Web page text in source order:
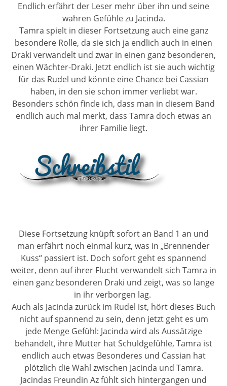
Endlich erfährt der Leser mehr über ihn und seine
wahren Gefühle zu Jacinda.
Tamra spielt in dieser Fortsetzung auch eine ganz
besondere Rolle, da sie sich ja endlich auch in einen
Draki verwandelt und zwar in einen ganz besonderen,
einen Wächter-Draki. Jetzt endlich ist sie auch wichtig
für das Rudel und könnte eine Chance bei Cassian
haben, in den sie schon immer verliebt war.
Besonders schön finde ich, dass man in diesem Band
endlich auch mal merkt, dass Tamra doch etwas an
ihrer Familie liegt.
Diese Fortsetzung knüpft sofort an Band 1 an und
man erfährt noch einmal kurz, was in „Brennender
Kuss“ passiert ist. Doch sofort geht es spannend
weiter, denn auf ihrer Flucht verwandelt sich Tamra in
einen ganz besonderen Draki und zeigt, was so lange
in ihr verborgen lag.
Auch als Jacinda zurück im Rudel ist, hört dieses Buch
nicht auf spannend zu sein, denn jetzt geht es um
jede Menge Gefühl: Jacinda wird als Aussätzige
behandelt, ihre Mutter hat Schuldgefühle, Tamra ist
endlich auch etwas Besonderes und Cassian hat
plötzlich die Wahl zwischen Jacinda und Tamra.
Jacindas Freundin Az fühlt sich hintergangen und